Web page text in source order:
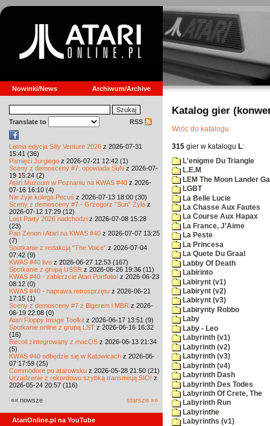
Nowinki/News Archiwum/Archive
Translate to RSS
Letnia edycja Silly Venture 2026 z 2026-07-31
15:41 (36)
Pamięci Jurgiego z 2026-07-21 12:42 (1)
Sceny z demosceny #7: opowiada SuN z 2026-07-
19 15:24 (2)
Atari Muzeum w Poznaniu na KWAS #40 z 2026-
07-16 16:10 (4)
Nie żyje kolega Pecuś z 2026-07-13 18:00 (30)
Sceny z demosceny #7 - Grzegorz "Sun" Żyła z
2026-07-12 17:29 (12)
Lost Party 2026 nadchodzi z 2026-07-08 15:28
(23)
Pan Zenon i Atari na KWAS #40 z 2026-07-07 13:25
(7)
Spotkanie z redakcją "The Voice" z 2026-07-04
07:42 (9)
KWAS #40 live z 2026-06-27 12:53 (167)
Spotkanie z grupą USSR z 2026-06-26 19:36 (11)
KWAS #40 - zabierzcie Atari Portfolio! z 2026-06-23
08:12 (0)
KWAS #40 - naprawa retrosprzętu z 2026-06-21
17:15 (1)
Sceny z demosceny #7 z Bigerem i MBR z 2026-
06-19 22:08 (0)
Atari Floppy Image Toolkit z 2026-06-17 13:51 (9)
Spotkanie online z grupą LST z 2026-06-16 16:32
(16)
Recoil zintegrowany z macOS z 2026-06-13 21:34
(5)
KWAS #40 odbędzie się w Katowicach z 2026-06-
07 17:59 (25)
Commodore po atarowsku z 2026-05-28 21:50 (21)
Urządzenie z rekordowo szybką transmisją SIO! z
2026-05-24 20:57 (116)
«« nowsze starsze »»
AtariOnline.pl na YouTube
Katalog gier
Wróc do katalogu
315 gier w katalogu L:
L'enigme Du Triangle
L.E.M
LEM The Moon Lander
LGBT
La Belle Lucie
La Chasse Aux Fautes
La Course Aux Hapax
La France, J'Aime
La Peste
La Princesa
La Quete Du Graal
Labby Of Death
Labirinto
Labirynt (v1)
Labirynt (v2)
Labirynt (v3)
Labirynty Robbo
Laby
Laby - Leo
Labyrinth (v1)
Labyrinth (v2)
Labyrinth (v3)
Labyrinth (v4)
Labyrinth Dash
Labyrinth Des Todes
Labyrinth Of Crete, The
Labyrinth Run
Labyrinthe
Labyrinths (v1)